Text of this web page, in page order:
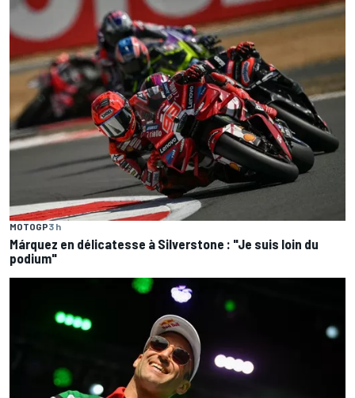
MOTOGP3 h
Márquez en délicatesse à Silverstone : "Je suis loin du
podium"